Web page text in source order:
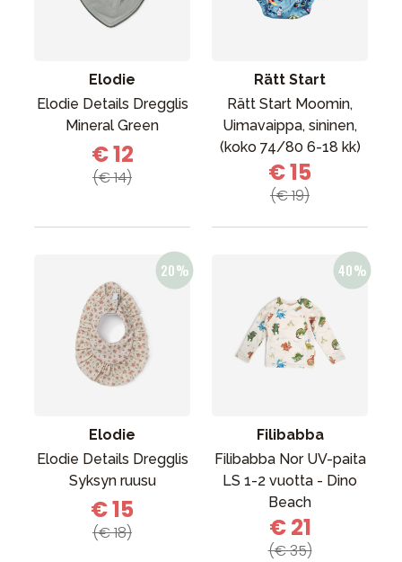
Elodie
Elodie Details Dregglis
Mineral Green
€ 12
(€ 14)
Rätt Start
Rätt Start Moomin,
Uimavaippa, sininen,
(koko 74/80 6-18 kk)
€ 15
(€ 19)
Elodie
Elodie Details Dregglis
Syksyn ruusu
€ 15
(€ 18)
Filibabba
Filibabba Nor UV-paita
LS 1-2 vuotta - Dino
Beach
€ 21
(€ 35)